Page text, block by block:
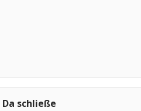
Da schließe